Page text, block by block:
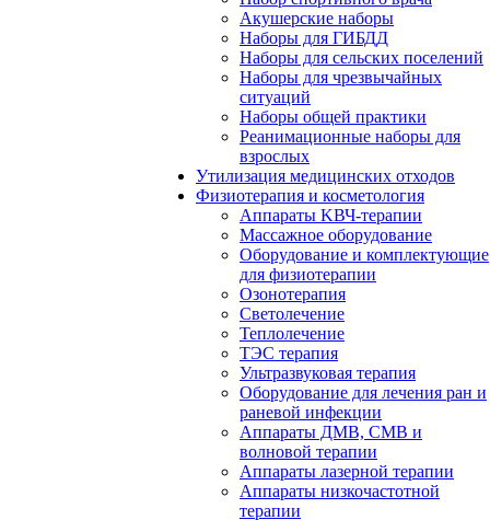
Акушерские наборы
Наборы для ГИБДД
Наборы для сельских поселений
Наборы для чрезвычайных
ситуаций
Наборы общей практики
Реанимационные наборы для
взрослых
Утилизация медицинских отходов
Физиотерапия и косметология
Аппараты KВЧ-терапии
Массажное оборудование
Оборудование и комплектующие
для физиотерапии
Озонотерапия
Светолечение
Теплолечение
ТЭС терапия
Ультразвуковая терапия
Оборудование для лечения ран и
раневой инфекции
Аппараты ДМВ, СМВ и
волновой терапии
Аппараты лазерной терапии
Аппараты низкочастотной
терапии